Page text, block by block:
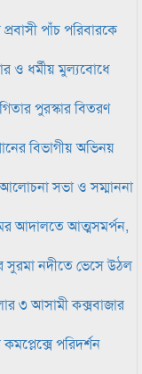
পাঁচ পরিবারকে
ও ধর্মীয় মুল্যবোধে
পুরস্কার বিতরণ
বিভাগীয় অভিনয়
আলোচনা সভা ও সম্মাননা
আদালতে আত্মসমর্পন,
সুরমা নদীতে ভেসে উঠল
৩ আসামী কক্সবাজার
কমপ্লেক্সে পরিদর্শন